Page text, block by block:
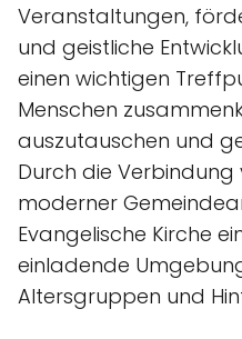
Veranstaltungen,
und geistliche
einen wichtigen
Menschen
auszutauschen und
Durch die
moderner
Evangelische Kirche
einladende
Altersgruppen und